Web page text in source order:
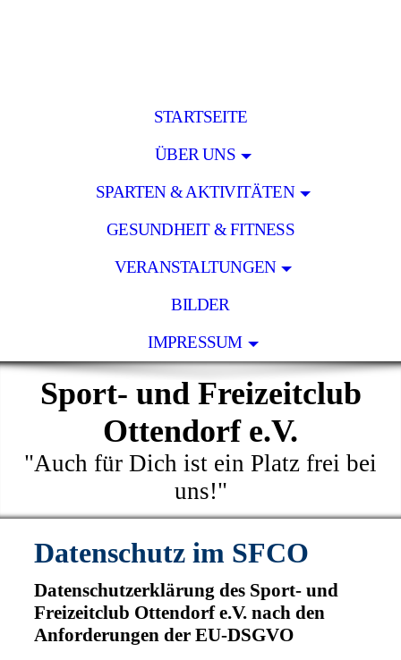
STARTSEITE
ÜBER UNS
SPARTEN & AKTIVITÄTEN
GESUNDHEIT & FITNESS
VERANSTALTUNGEN
BILDER
IMPRESSUM
Sport- und Freizeitclub
Ottendorf e.V.
"Auch für Dich ist ein Platz frei bei
uns!"
Datenschutz im SFCO
Datenschutzerklärung des Sport- und
Freizeitclub Ottendorf e.V. nach den
Anforderungen der EU-DSGVO